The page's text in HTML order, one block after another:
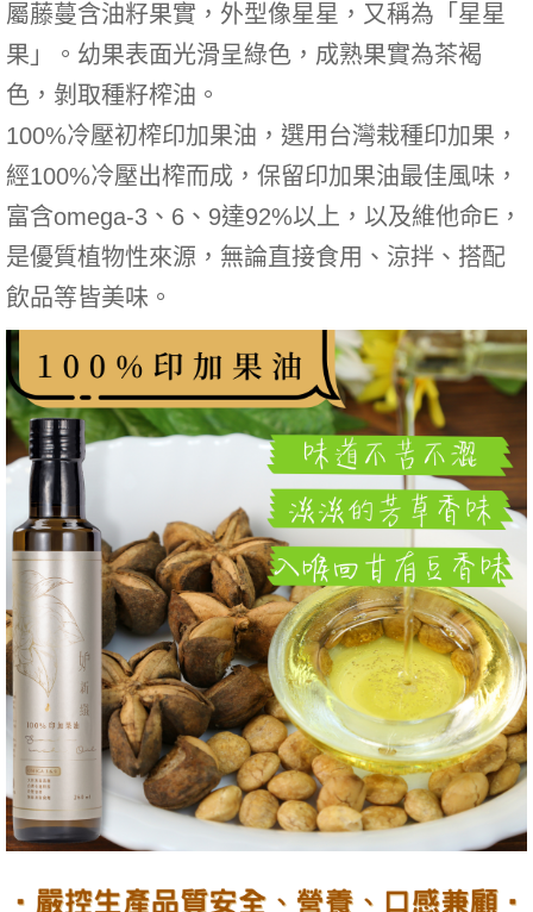
屬藤蔓含油籽果實，外型像星星，又稱為「星星
果」。幼果表面光滑呈綠色，成熟果實為茶褐
色，剝取種籽榨油。
100%冷壓初榨印加果油，選用台灣栽種印加果，
經100%冷壓出榨而成，保留印加果油最佳風味，
富含omega-3、6、9達92%以上，以及維他命E，
是優質植物性來源，無論直接食用、涼拌、搭配
飲品等皆美味。